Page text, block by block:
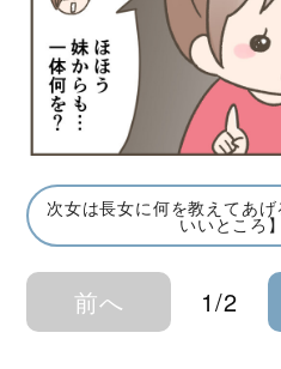
次女は長女に何を教えてあ
いいところ
前へ 1/2